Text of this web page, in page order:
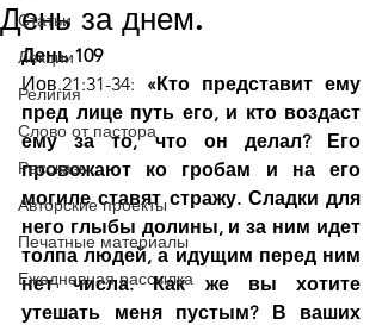
Статьи
Лекции
Религия
Слово от пастора
Рассказы
Авторские проекты
Печатные материалы
Ежедневная рассылка
День за днем.
День 109
Иов.21:31-34: «Кто представит ему
пред лице путь его, и кто воздаст
ему за то, что он делал? Его
провожают ко гробам и на его
могиле ставят стражу. Сладки для
него глыбы долины, и за ним идет
толпа людей, а идущим перед ним
нет числа. Как же вы хотите
утешать меня пустым? В ваших